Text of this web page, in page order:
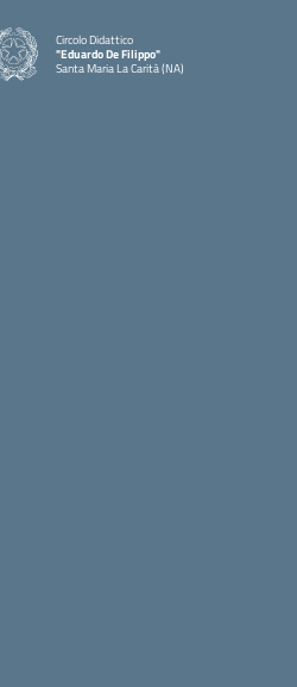
Circolo Didattico
"Eduardo De Filippo"
Santa Maria La Carità (NA)